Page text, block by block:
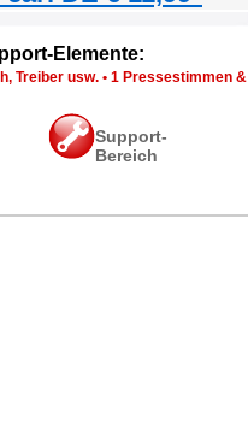
Elemente:
Treiber usw. • 1 Pressestimmen &
Support-
Bereich